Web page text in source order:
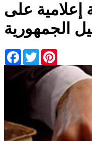
على
الجمهورية
Facebook
Twitter